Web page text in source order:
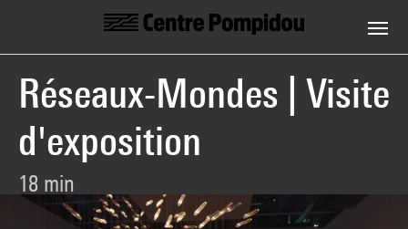
Centre Pompidou
Réseaux-Mondes | Visite
d'exposition
18 min